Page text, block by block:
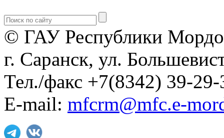
© ГАУ Республики
г. Саранск, ул.
Тел./факс +7(8342) 39-29-
E-mail: mfcrm@mfc.e-